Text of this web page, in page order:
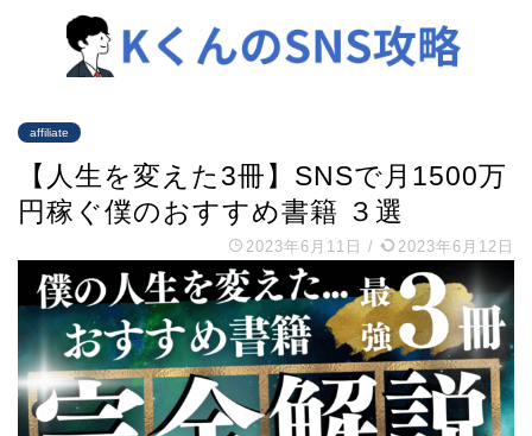
affiliate
【人生を変えた3冊】SNSで月1500万
円稼ぐ僕のおすすめ書籍 ３選
2023年6月11日 / 2023年6月12日